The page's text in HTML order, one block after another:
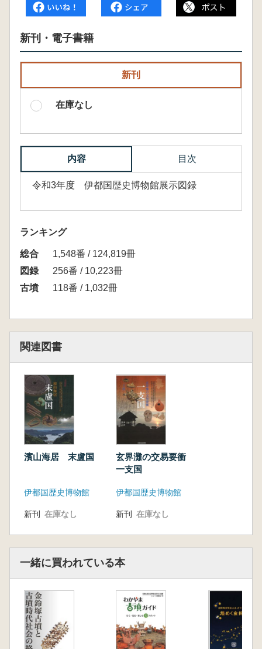
新刊・電子書籍
新刊
在庫なし
内容 目次
令和3年度 伊都国歴史博物館展示図録
ランキング
総合
1,548番 / 124,819冊
図録
256番 / 10,223冊
古墳
118番 / 1,032冊
関連図書
濱山海居 末盧国
伊都国歴史博物館
新刊 在庫なし
玄界灘の交易要衝
一支国
伊都国歴史博物館
新刊 在庫なし
一緒に買われている本